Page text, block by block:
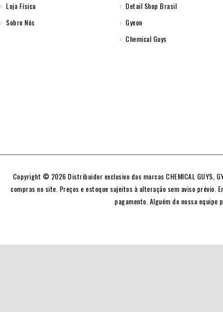
Loja Física
Sobre Nós
Detail Shop Brasil
Gyeon
Chemical Guys
Copyright © 2026 Distribuidor exclusivo das marcas CHEMICAL GUYS,
compras no site. Preços e estoque sujeitos à alteração sem aviso prévio.
pagamento. Alguém de nossa